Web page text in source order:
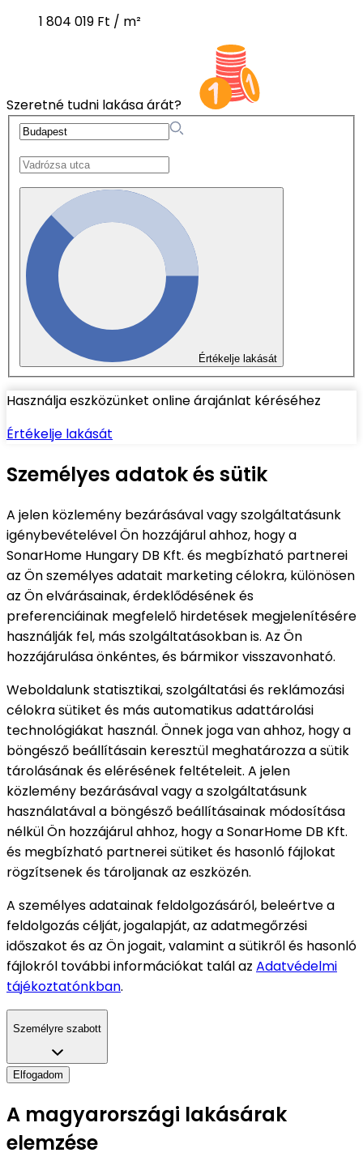
1 804 019 Ft / m²
Szeretné tudni lakása árát?
Értékelje lakását
Használja eszközünket online árajánlat kéréséhez
Értékelje lakását
Személyes adatok és sütik
A jelen közlemény bezárásával vagy szolgáltatásunk
igénybevételével Ön hozzájárul ahhoz, hogy a
SonarHome Hungary DB Kft. és megbízható partnerei
az Ön személyes adatait marketing célokra, különösen
az Ön elvárásainak, érdeklődésének és
preferenciáinak megfelelő hirdetések megjelenítésére
használják fel, más szolgáltatásokban is. Az Ön
hozzájárulása önkéntes, és bármikor visszavonható.
Weboldalunk statisztikai, szolgáltatási és reklámozási
célokra sütiket és más automatikus adattárolási
technológiákat használ. Önnek joga van ahhoz, hogy a
böngésző beállításain keresztül meghatározza a sütik
tárolásának és elérésének feltételeit. A jelen
közlemény bezárásával vagy a szolgáltatásunk
használatával a böngésző beállításainak módosítása
nélkül Ön hozzájárul ahhoz, hogy a SonarHome DB Kft.
és megbízható partnerei sütiket és hasonló fájlokat
rögzítsenek és tároljanak az eszközén.
A személyes adatainak feldolgozásáról, beleértve a
feldolgozás célját, jogalapját, az adatmegőrzési
időszakot és az Ön jogait, valamint a sütikről és hasonló
fájlokról további információkat talál az Adatvédelmi
tájékoztatónkban.
Személyre szabott
Elfogadom
A magyarországi lakásárak
elemzése